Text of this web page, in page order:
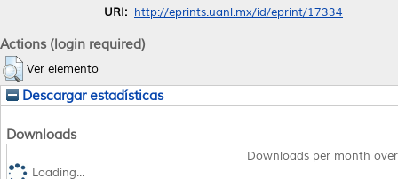
URI: http://eprints.uanl.mx/id/eprint/17334
Actions (login required)
Ver elemento
Descargar estadísticas
Downloads
Downloads per month
Loading...